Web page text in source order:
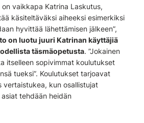
vaikkapa Katrina Laskutus,
käsiteltäväksi aiheeksi esimerkiksi
hyvittää lähettämisen jälkeen”,
on luotu juuri Katrinan käyttäjiä
täsmäopetusta. ”Jokainen
itselleen sopivimmat koulutukset
tueksi”. Koulutukset tarjoavat
vertaistukea, kun osallistujat
tehdään heidän